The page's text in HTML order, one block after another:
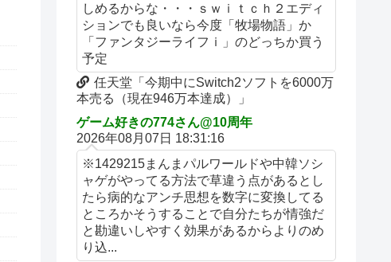
しめるからな・・・ｓｗｉｔｃｈ２エディ
ションでも良いなら今度「牧場物語」か
「ファンタジーライフｉ」のどっちか買う
予定
任天堂「今期中にSwitch2ソフトを6000万
本売る（現在946万本達成）」
ゲーム好きの774さん@10周年
2026年08月07日 18:31:16
※1429215まんまパルワールドや中韓ソシ
ャゲがやってる方法で草違う点があるとし
たら病的なアンチ思想を数字に変換してる
ところかそうすることで自分たちが情強だ
と勘違いしやすく効果があるからよりのめ
り込...